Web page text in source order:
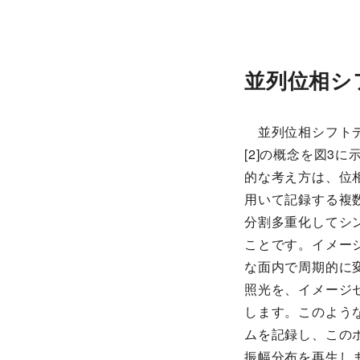
並列位相
並列位相シフト
[2]の概念を図3に
的な考え方は、位
用いて記録する複
分割多重化してシ
ことです。イメー
な面内で周期的に
照光を、イメージ
します。このよう
ムを記録し、この
振幅分布を再生し